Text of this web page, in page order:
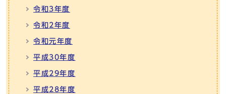
令和3年度
令和2年度
令和元年度
平成30年度
平成29年度
平成28年度